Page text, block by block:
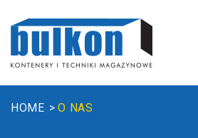
HOME O NAS